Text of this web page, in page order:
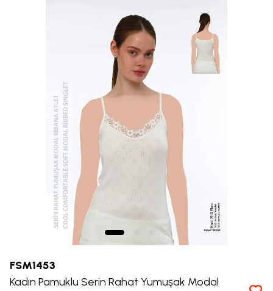
FSM1453
Kadın Pamuklu Serin Rahat Yumuşak Modal